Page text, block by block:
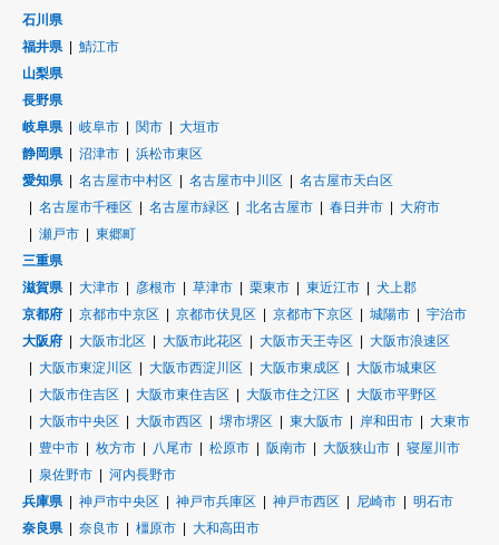
石川県
福井県
鯖江市
山梨県
長野県
岐阜県
岐阜市 関市
大垣市
静岡県
沼津市
浜松市東区
愛知県
名古屋市中村区 名古屋市中川区
名古屋市天白区
名古屋市千種区
名古屋市緑区 北名古屋市 春日井市
大府市
瀬戸市
東郷町
三重県
滋賀県
大津市 彦根市 草津市 栗東市 東近江市
犬上郡
京都府
京都市中京区 京都市伏見区 京都市下京区 城陽市
宇治市
大阪府
大阪市北区 大阪市此花区 大阪市天王寺区
大阪市浪速区
大阪市東淀川区
大阪市西淀川区 大阪市東成区
大阪市城東区
大阪市住吉区
大阪市東住吉区 大阪市住之江区
大阪市平野区
大阪市中央区
大阪市西区 堺市堺区 東大阪市 岸和田市
大東市
豊中市
枚方市 八尾市 松原市 阪南市 大阪狭山市
寝屋川市
泉佐野市
河内長野市
兵庫県
神戸市中央区 神戸市兵庫区 神戸市西区 尼崎市
明石市
奈良県
奈良市 橿原市
大和高田市